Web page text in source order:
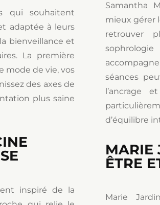
qui souhaitent
adaptée à leurs
bienveillance et
La première
mode de vie, vos
des axes de
plus saine
inspiré de la
Samantha
mieux gérer
retrouver
séances
l’ancrage
d’équilibre
MARIE
ÊTRE
Marie